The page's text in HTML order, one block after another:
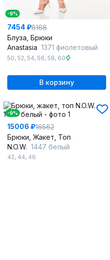
-9%
7454 ₽8168
Блуза, Брюки
Anastasia 1371 фиолетовый
50, 52, 54, 56, 58, 60
В корзину
-9%
15006 ₽16562
Брюки, Жакет, Топ
N.O.W. 1447 белый
42, 44, 46